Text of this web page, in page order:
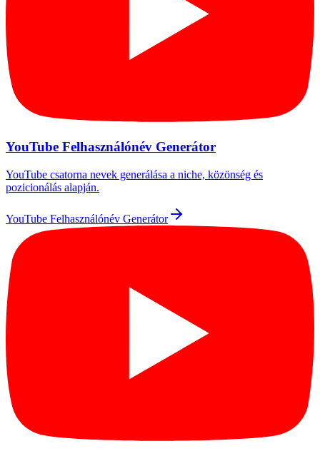
YouTube Felhasználónév Generátor
YouTube csatorna nevek generálása a niche, közönség és
pozicionálás alapján.
YouTube Felhasználónév Generátor